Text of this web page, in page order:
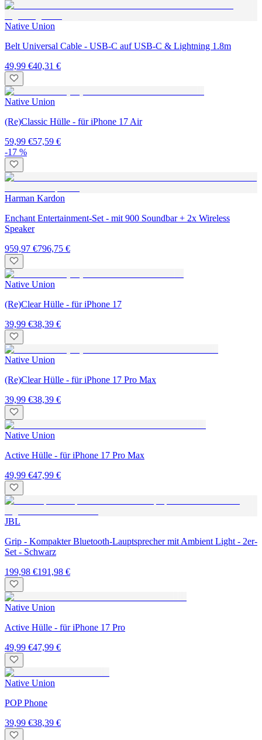
Native Union
Belt Universal Cable - USB-C auf USB-C & Lightning 1.8m
49,99 €40,31 €
Native Union
(Re)Classic Hülle - für iPhone 17 Air
59,99 €57,59 €
-17 %
Harman Kardon
Enchant Entertainment-Set - mit 900 Soundbar + 2x Wireless
Speaker
959,97 €796,75 €
Native Union
(Re)Clear Hülle - für iPhone 17
39,99 €38,39 €
Native Union
(Re)Clear Hülle - für iPhone 17 Pro Max
39,99 €38,39 €
Native Union
Active Hülle - für iPhone 17 Pro Max
49,99 €47,99 €
JBL
Grip - Kompakter Bluetooth-Lauptsprecher mit Ambient Light - 2er-
Set - Schwarz
199,98 €191,98 €
Native Union
Active Hülle - für iPhone 17 Pro
49,99 €47,99 €
Native Union
POP Phone
39,99 €38,39 €